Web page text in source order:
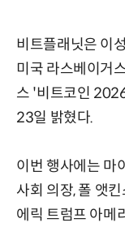
비트플래닛은 이
미국 라스베이거
스 '비트코인
23일 밝혔다.
이번 행사에는 마
사회 의장, 폴 앳
에릭 트럼프 아메